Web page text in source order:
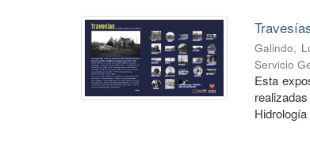
Galindo,
Servicio
Esta